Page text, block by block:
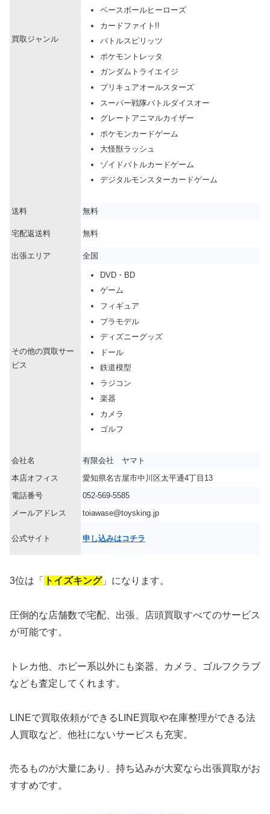
買取ジャンル
ベースボールヒーローズ
カードファイト!!
バトルスピリッツ
ポケモントレッタ
ガンダムトライエイジ
プリキュアオールスターズ
スーパー戦隊バトルダイスオー
グレートアニマルカイザー
ポケモンカードゲーム
大怪獣ラッシュ
ゾイドバトルカードゲーム
デジタルモンスターカードゲーム
送料 無料
宅配返送料 無料
出張エリア 全国
その他の買取サー
ビス
DVD・BD
ゲーム
フィギュア
プラモデル
ディズニーグッズ
ドール
鉄道模型
ラジコン
楽器
カメラ
ゴルフ
会社名
有限会社 ヤマト
本店オフィス
愛知県名古屋市中川区太平通4丁目13
電話番号
052-569-5585
メールアドレス
toiawase@toysking.jp
公式サイト 申し込みはコチラ
3位は「 トイズキング」になります。
圧倒的な店舗数で宅配、出張、店頭買取すべてのサービス
が可能です。
トレカ他、ホビー系以外にも楽器、カメラ、ゴルフクラブ
なども査定してくれます。
LINEで買取依頼ができるLINE買取や在庫整理ができる法
人買取など、他社にないサービスも充実。
売るものが大量にあり、持ち込みが大変なら出張買取がお
すすめです。